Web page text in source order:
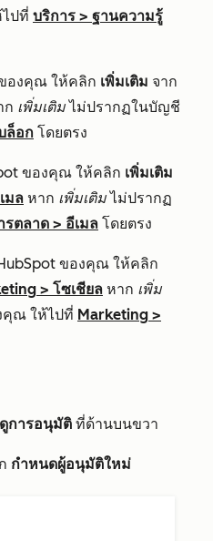
ปที่ บริการ > ฐานความรู้
องคุณ ให้คลิก เพิ่มเติม จาก
ก เพิ่มเติมไม่ปรากฏในบัญชี
ล็อก โดยตรง
ของคุณ ให้คลิก เพิ่มเติม
มล หาก เพิ่มเติมไม่ปรากฏ
รตลาด > อีเมล โดยตรง
ของคุณ ให้คลิก
> โซเชียล หาก เพิ่ม
ณ ให้ไปที่ Marketing >
ดูการอนุมัติ ที่ด้านบนขวา
กำหนดผู้อนุมัติใหม่